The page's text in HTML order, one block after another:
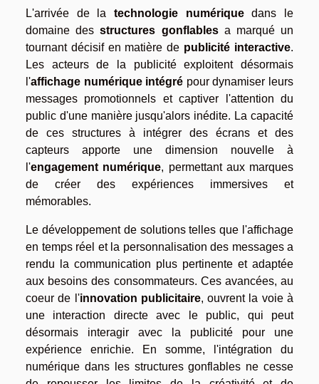
L'arrivée de la technologie numériquedans le
domaine desstructures gonflablesa marqué un
tournant décisif en matière de publicité interactive.
Les acteurs de la publicité exploitent désormais
l'affichage numérique intégré pour dynamiser leurs
messages promotionnels et captiver l'attention du
public d'une manière jusqu'alors inédite. La capacité
de ces structures à intégrer des écrans et des
capteurs apporte une dimension nouvelle à
l'engagement numérique, permettant aux marques
de créer des expériences immersives et
mémorables.
Le développement de solutions telles que l'affichage
en temps réel et la personnalisation des messages a
rendu la communication plus pertinente et adaptée
aux besoins des consommateurs. Ces avancées, au
coeur de l'innovation publicitaire, ouvrent la voie à
une interaction directe avec le public, qui peut
désormais interagir avec la publicité pour une
expérience enrichie. En somme, l'intégration du
numérique dans les structures gonflables ne cesse